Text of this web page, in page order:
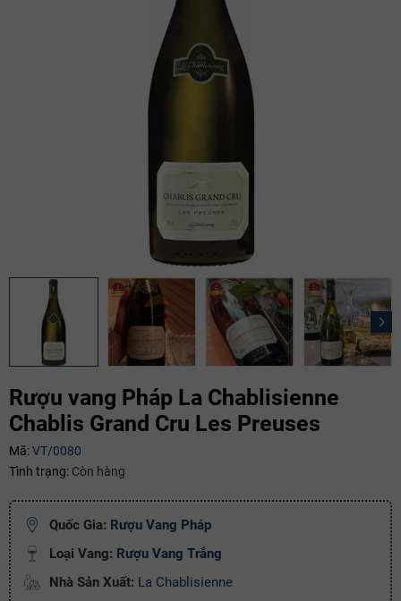
Rượu vang Pháp La Chablisienne
Chablis Grand Cru Les Preuses
Mã:VT/0080
Tình trạng: Còn hàng
Quốc Gia: Rượu Vang Pháp
Loại Vang: Rượu Vang Trắng
Nhà Sản Xuất: La Chablisienne
Mã giảm giá:
Điều kiện: